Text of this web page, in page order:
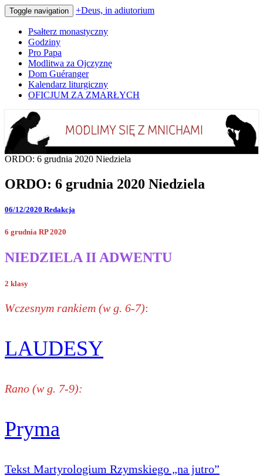
Toggle navigation +Deus, in adiutorium
Psałterz monastyczny
Godziny
Pro Papa
Modlitwa za Ojczyznę
Dom Guéranger
Kalendarz liturgiczny
OFICJUM ZA ZMARŁYCH
+Deus, in adiutorium
Codziennie modlimy się z mnichami
ORDO: 6 grudnia 2020 Niedziela
ORDO: 6 grudnia 2020 Niedziela
06/12/2020 Redakcja
6 grudnia RP 2020
NIEDZIELA II ADWENTU
2 klasy
Wczesnym rankiem (w g. 6-7):
LAUDESY
Rano (w g. 7-9):
Pryma
Tekst Martyrologium Rzymskiego „na jutro”